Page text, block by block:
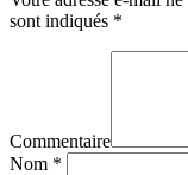
sont indiqués *
Commentaire
Nom *